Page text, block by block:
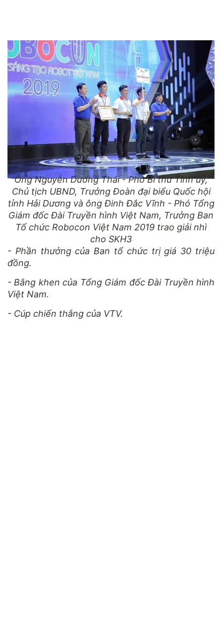
Ông Nguyễn Dương Thái - Phó Bí thư Tỉnh ủy,
Chủ tịch UBND, Trưởng Đoàn đại biểu Quốc hội
tỉnh Hải Dương và ông Đinh Đắc Vĩnh - Phó Tổng
Giám đốc Đài Truyền hình Việt Nam, Trưởng Ban
Tổ chức Robocon Việt Nam 2019 trao giải nhì
cho SKH3
- Phần thưởng của Ban tổ chức trị giá 30 triệu
đồng.
- Bằng khen của Tổng Giám đốc Đài Truyền hình
Việt Nam.
- Cúp chiến thắng của VTV.